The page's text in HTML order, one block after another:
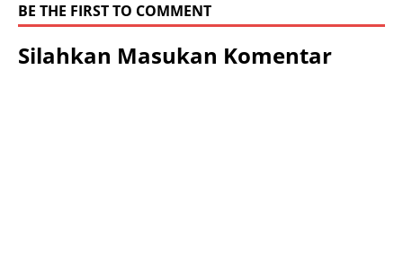
BE THE FIRST TO COMMENT
Silahkan Masukan Komentar